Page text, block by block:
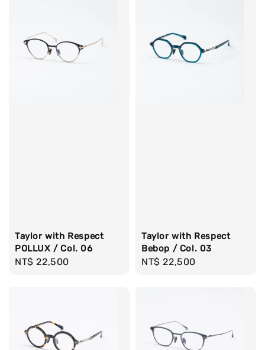
Taylor with Respect
POLLUX / Col. 06
Regular
NT$ 22,500
Taylor with Respect
Bebop / Col. 03
Regular
NT$ 22,500